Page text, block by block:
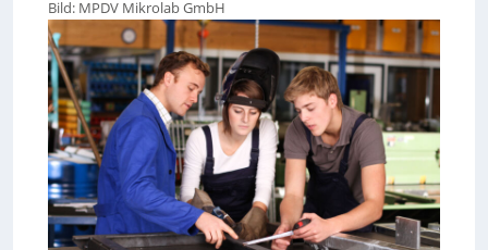
Bild: MPDV Mikrolab GmbH